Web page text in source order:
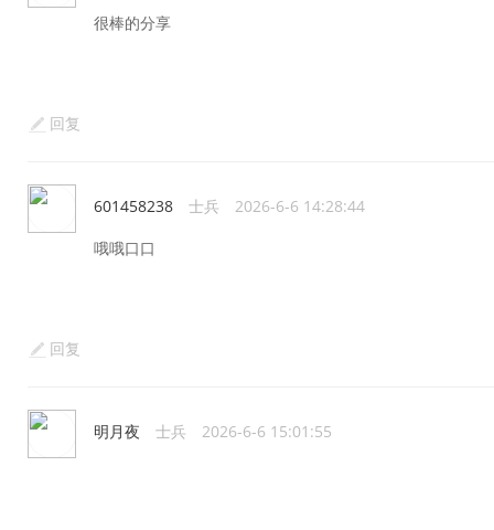
很棒的分享
回复
601458238 士兵 2026-6-6 14:28:44
哦哦口口
回复
明月夜 士兵 2026-6-6 15:01:55